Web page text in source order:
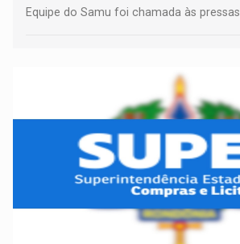
Equipe do Samu foi chamada às pressas